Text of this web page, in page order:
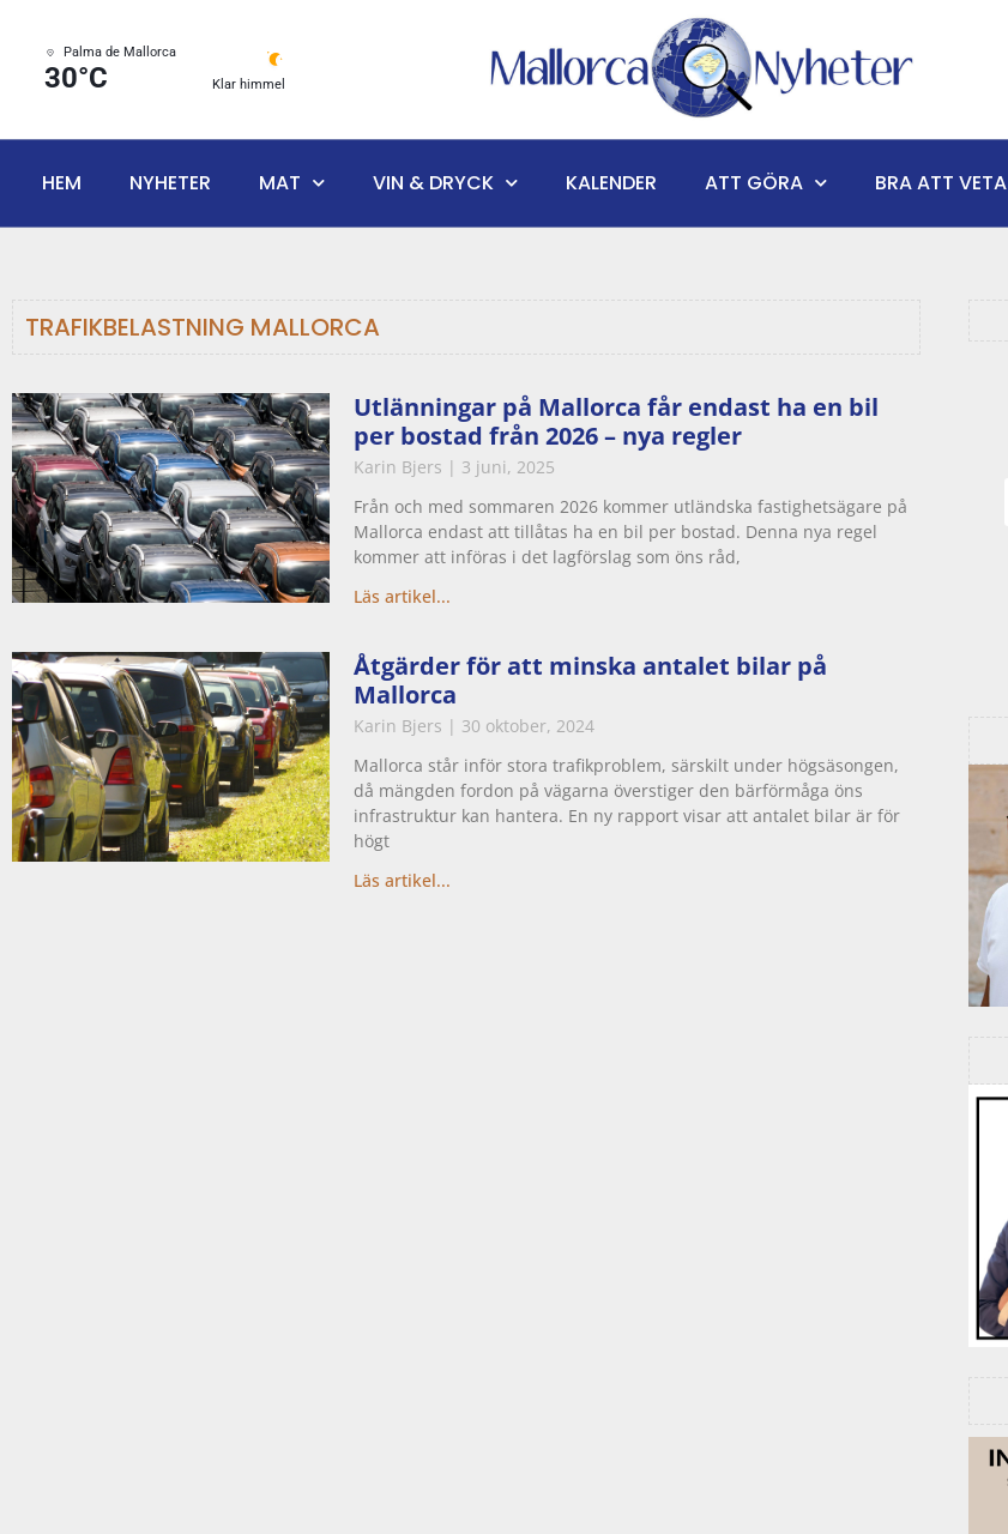
Palma de Mallorca
30°C Klar himmel
HEM NYHETER MAT VIN & DRYCK KALENDER ATT GÖRA BRA ATT VETA
TRAFIKBELASTNING MALLORCA
Utlänningar på Mallorca får endast ha en bil
per bostad från 2026 – nya regler
Karin Bjers
3 juni, 2025
Från och med sommaren 2026 kommer utländska fastighetsägare på
Mallorca endast att tillåtas ha en bil per bostad. Denna nya regel
kommer att införas i det lagförslag som öns råd,
Läs artikel...
Åtgärder för att minska antalet bilar på
Mallorca
Karin Bjers
30 oktober, 2024
Mallorca står inför stora trafikproblem, särskilt under högsäsongen,
då mängden fordon på vägarna överstiger den bärförmåga öns
infrastruktur kan hantera. En ny rapport visar att antalet bilar är för
högt
Läs artikel...